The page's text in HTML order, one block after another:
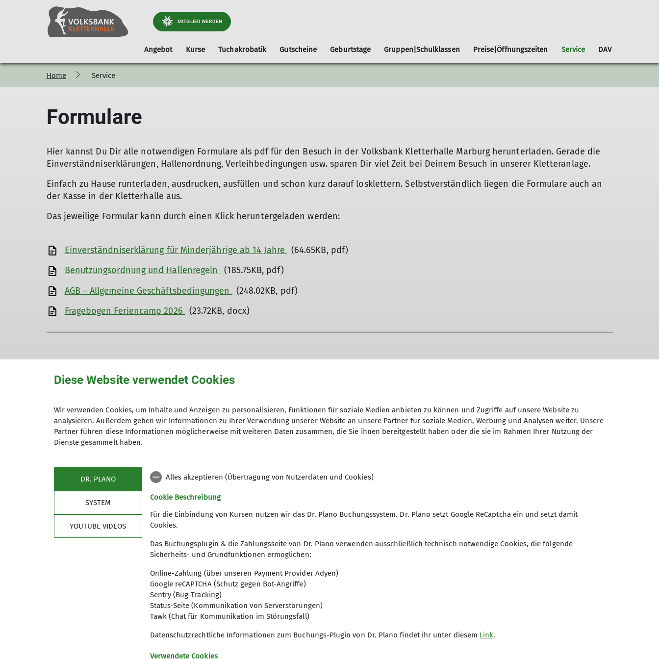
MITGLIED WERDEN
Angebot
Bouldern|Seilklettern Daten & Fakten Sicherungsupdate Klettern mit Kindern Selbstsicherung beim Klettern Inklusionsgruppen
Kurse Tuchakrobatik Gutscheine Geburtstage
Geburtstagsklettern Geocaching
Gruppen|Schulklassen Preise|Öffnungszeiten Service DAV
Home Service
Formulare
Hier kannst Du Dir alle notwendigen Formulare als pdf für den Besuch in der Volksbank Kletterhalle Marburg herunterladen. Gerade die
Einverständniserklärungen, Hallenordnung, Verleihbedingungen usw. sparen Dir viel Zeit bei Deinem Besuch in unserer Kletteranlage.
Einfach zu Hause runterladen, ausdrucken, ausfüllen und schon kurz darauf losklettern. Selbstverständlich liegen die Formulare auch an
der Kasse in der Kletterhalle aus.
Das jeweilige Formular kann durch einen Klick heruntergeladen werden:
Einverständniserklärung für Minderjährige ab 14 Jahre
(64.65KB, pdf)
Benutzungsordnung und Hallenregeln
(185.75KB, pdf)
AGB – Allgemeine Geschäftsbedingungen
(248.02KB, pdf)
Fragebogen Feriencamp 2026
(23.72KB, docx)
Kontakt
DAV-Sektion Marburg/Lahn e. V.
Rudolf-Bultmann-Straße 4g
35039 Marburg
Kontakt Kurse
kurse@kletterhalle-marburg.de
Kontakt für Anfragen Gruppen und Schulklassen
gruppen@kletterhalle-marburg.de
Kontakt Kindergeburtstage
geburtstag@kletterhalle-marburg.de
Diese Website verwendet Cookies
Wir verwenden Cookies, um Inhalte und Anzeigen zu personalisieren, Funktionen für soziale Medien anbieten zu können und Zugriffe auf unsere Website zu
analysieren. Außerdem geben wir Informationen zu Ihrer Verwendung unserer Website an unsere Partner für soziale Medien, Werbung und Analysen weiter. Unsere
Partner führen diese Informationen möglicherweise mit weiteren Daten zusammen, die Sie ihnen bereitgestellt haben oder die sie im Rahmen Ihrer Nutzung der
Dienste gesammelt haben.
DR. PLANO
SYSTEM
YOUTUBE VIDEOS
Alles akzeptieren (Übertragung von Nutzerdaten und Cookies)
Cookie Beschreibung
Für die Einbindung von Kursen nutzen wir das Dr. Plano Buchungssystem. Dr. Plano setzt Google ReCaptcha ein und setzt damit
Cookies.
Das Buchungsplugin & die Zahlungsseite von Dr. Plano verwenden ausschließlich technisch notwendige Cookies, die folgende
Sicherheits- und Grundfunktionen ermöglichen:
Online-Zahlung (über unseren Payment Provider Adyen)
Google reCAPTCHA (Schutz gegen Bot-Angriffe)
Sentry (Bug-Tracking)
Status-Seite (Kommunikation von Serverstörungen)
Tawk (Chat für Kommunikation im Störungsfall)
Datenschutzrechtliche Informationen zum Buchungs-Plugin von Dr. Plano findet ihr unter diesem Link.
Verwendete Cookies